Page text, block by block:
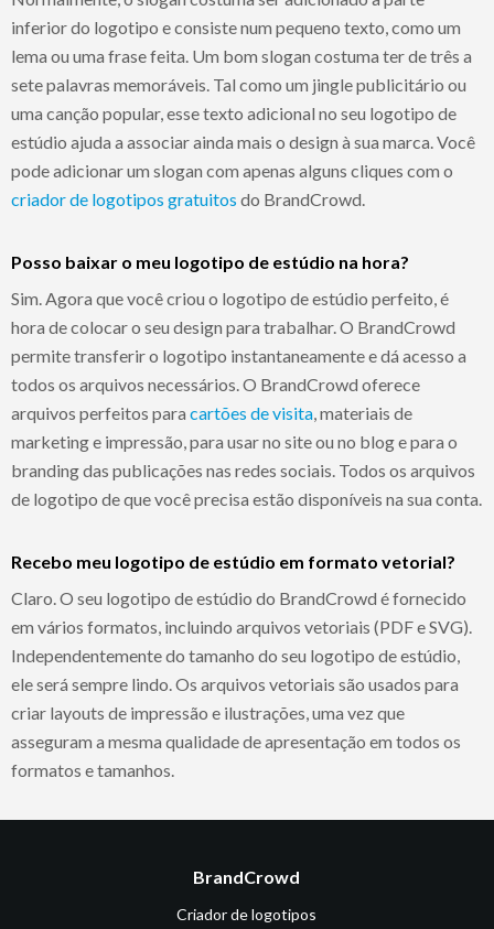
inferior do logotipo e consiste num pequeno texto, como um
lema ou uma frase feita. Um bom slogan costuma ter de três a
sete palavras memoráveis. Tal como um jingle publicitário ou
uma canção popular, esse texto adicional no seu logotipo de
estúdio ajuda a associar ainda mais o design à sua marca. Você
pode adicionar um slogan com apenas alguns cliques com o
criador de logotipos gratuitos do BrandCrowd.
Posso baixar o meu logotipo de estúdio na hora?
Sim. Agora que você criou o logotipo de estúdio perfeito, é
hora de colocar o seu design para trabalhar. O BrandCrowd
permite transferir o logotipo instantaneamente e dá acesso a
todos os arquivos necessários. O BrandCrowd oferece
arquivos perfeitos para cartões de visita , materiais de
marketing e impressão, para usar no site ou no blog e para o
branding das publicações nas redes sociais. Todos os arquivos
de logotipo de que você precisa estão disponíveis na sua conta.
Recebo meu logotipo de estúdio em formato vetorial?
Claro. O seu logotipo de estúdio do BrandCrowd é fornecido
em vários formatos, incluindo arquivos vetoriais (PDF e SVG).
Independentemente do tamanho do seu logotipo de estúdio,
ele será sempre lindo. Os arquivos vetoriais são usados para
criar layouts de impressão e ilustrações, uma vez que
asseguram a mesma qualidade de apresentação em todos os
formatos e tamanhos.
BrandCrowd
Criador de logotipos